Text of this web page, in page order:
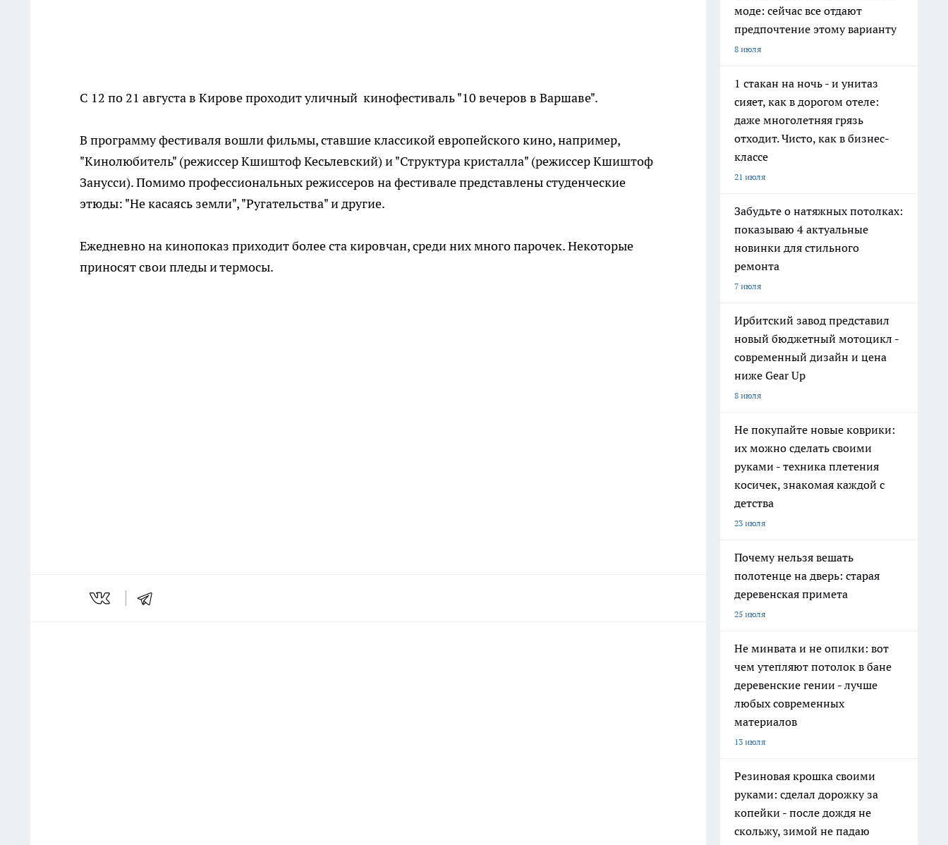
С 12 по 21 августа в Кирове проходит уличный кинофестиваль "10 вечеров в Варшаве".
В программу фестиваля вошли фильмы, ставшие классикой европейского кино, например,
"Кинолюбитель" (режиссер Кшиштоф Кесьлевский) и "Структура кристалла" (режиссер Кшиштоф
Занусси). Помимо профессиональных режиссеров на фестивале представлены студенческие
этюды: "Не касаясь земли", "Ругательства" и другие.
Ежедневно на кинопоказ приходит более ста кировчан, среди них много парочек. Некоторые
приносят свои пледы и термосы.
моде: сейчас все отдают
предпочтение этому варианту
8 июля
1 стакан на ночь - и унитаз
сияет, как в дорогом отеле:
даже многолетняя грязь
отходит. Чисто, как в бизнес-
классе
21 июля
Забудьте о натяжных потолках:
показываю 4 актуальные
новинки для стильного
ремонта
7 июля
Ирбитский завод представил
новый бюджетный мотоцикл -
современный дизайн и цена
ниже Gear Up
8 июля
Не покупайте новые коврики:
их можно сделать своими
руками - техника плетения
косичек, знакомая каждой с
детства
23 июля
Почему нельзя вешать
полотенце на дверь: старая
деревенская примета
25 июля
Не минвата и не опилки: вот
чем утепляют потолок в бане
деревенские гении - лучше
любых современных
материалов
13 июля
Резиновая крошка своими
руками: сделал дорожку за
копейки - после дождя не
скольжу, зимой не падаю